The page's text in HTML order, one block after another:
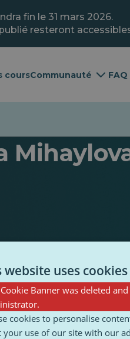
fin le 31 mars 2026.
resteront
coursCommunauté FAQ
Sondages
website uses cookies
Banner was deleted
cookies to personalise
your use of our site with our